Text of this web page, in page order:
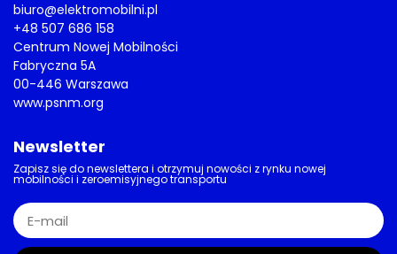
biuro@elektromobilni.pl
+48 507 686 158
Centrum Nowej Mobilności
Fabryczna 5A
00-446 Warszawa
www.psnm.org
Newsletter
Zapisz się do newslettera i otrzymuj nowości z rynku nowej
mobilności i zeroemisyjnego transportu